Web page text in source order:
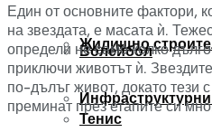
Волейбол
Тенис
Жилищно
Един от основните фактори,
на звездата, е масата ѝ.
определи не само колко
приключи животът ѝ.
по-дълъг живот, докато тези
преминат през етапите си